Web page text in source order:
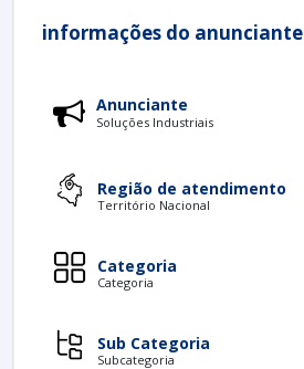
informações do anunciante
Anunciante
Soluções Industriais
Região de atendimento
Território Nacional
Categoria
Categoria
Sub Categoria
Subcategoria